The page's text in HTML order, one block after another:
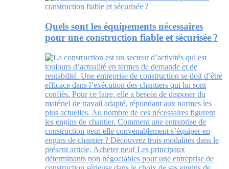
Quels sont les équipements nécessaires
pour une construction fiable et sécurisée ?